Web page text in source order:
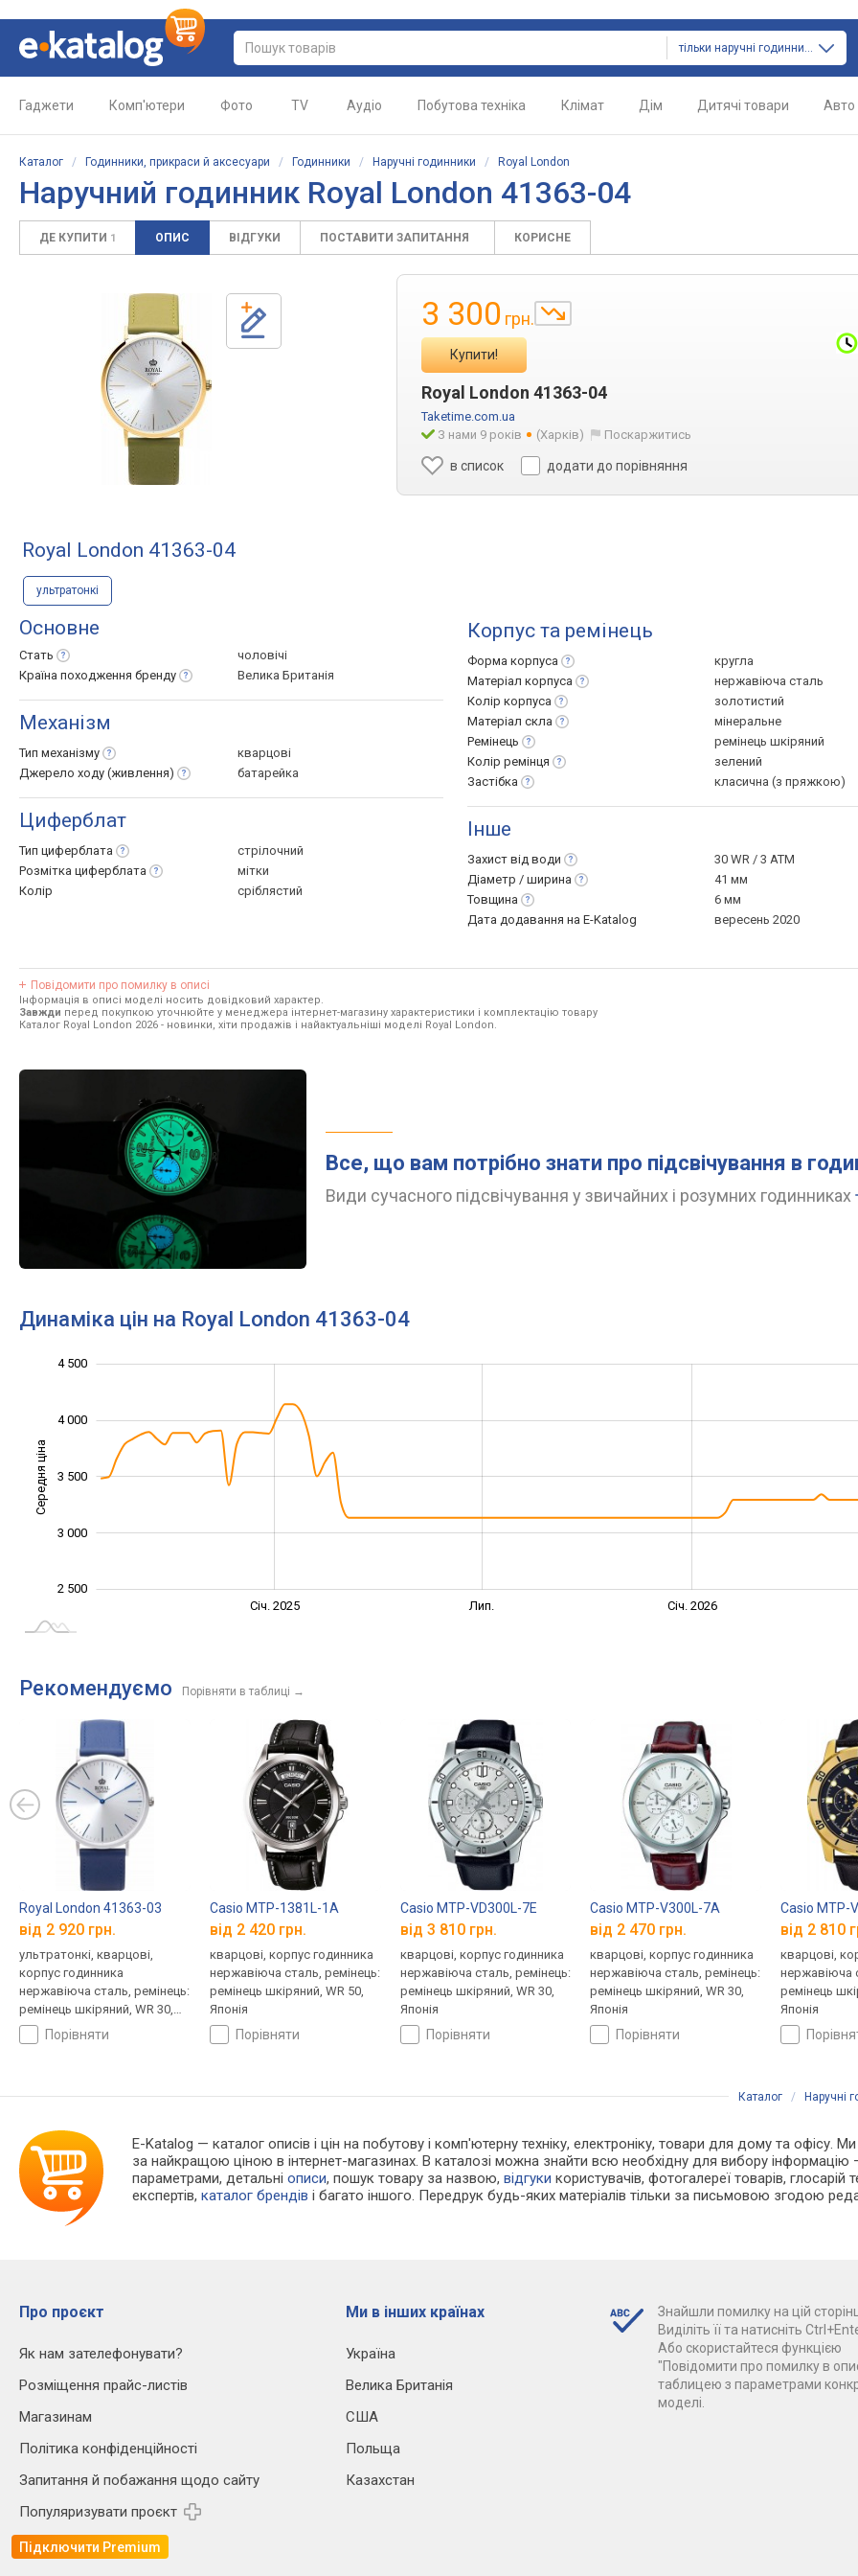
тільки наручні годинники
Гаджети Комп'ютери Фото TV Аудіо Побутова техніка Клімат Дім Дитячі товари Авто
Каталог / Годинники, прикраси й аксесуари / Годинники / Наручні годинники / Royal London
Наручний годинник Royal London 41363-04
ДЕ КУПИТИ 1 ОПИС ВІДГУКИ ПОСТАВИТИ ЗАПИТАННЯ КОРИСНЕ
3 300 грн.
Купити!
Royal London 41363-04
Taketime.com.ua
З нами 9 років
(Харків) Поскаржитись
в список додати до порівняння
Royal London 41363-04
ультратонкі
Основне
Стать
чоловічі
Країна походження бренду Велика Британія
Механізм
Тип механізму
кварцові
Джерело ходу (живлення) батарейка
Циферблат
Тип циферблата
стрілочний
Розмітка циферблата
мітки
Колір
сріблястий
Корпус та ремінець
Форма корпуса
кругла
Матеріал корпуса
нержавіюча сталь
Колір корпуса
золотистий
Матеріал скла
мінеральне
Ремінець
ремінець шкіряний
Колір ремінця
зелений
Застібка
класична (з пряжкою)
Інше
Захист від води
30 WR / 3 ATM
Діаметр / ширина
41 мм
Товщина
6 мм
Дата додавання на E-Katalog
вересень 2020
Повідомити про помилку в описі
Інформація в описі моделі носить довідковий характер.
Завжди перед покупкою уточнюйте у менеджера інтернет-магазину характеристики і комплектацію товару
Каталог Royal London 2026 - новинки, хіти продажів і найактуальніші моделі Royal London.
Все, що вам потрібно знати про підсвічування в
Види сучасного підсвічування у звичайних і розумних годинниках
Динаміка цін на Royal London 41363-04
Середня ціна 2 500
2 500
3 000
3 500
4 000
4 500
Січ. 2025 Лип. Січ. 2026
Рекомендуємо Порівняти в таблиці →
Royal London 41363-03
від 2 920 грн.
ультратонкі, кварцові,
корпус годинника
нержавіюча сталь, ремінець:
ремінець шкіряний, WR 30,
Велика Британія
порівняти
Casio MTP-1381L-1A
від 2 420 грн.
кварцові, корпус годинника
нержавіюча сталь, ремінець:
ремінець шкіряний, WR 50,
Японія
порівняти
Casio MTP-VD300L-7E
від 3 810 грн.
кварцові, корпус годинника
нержавіюча сталь, ремінець:
ремінець шкіряний, WR 30,
Японія
порівняти
Casio MTP-V300L-7A
від 2 470 грн.
кварцові, корпус годинника
нержавіюча сталь, ремінець:
ремінець шкіряний, WR 30,
Японія
порівняти
Casio MTP-
від 2 810
кварцові,
нержавіюча
ремінець
Японія
Каталог / Наручні
E-Katalog — каталог описів і цін на побутову і комп'ютерну техніку, електроніку, товари для дому та офісу.
за найкращою ціною в інтернет-магазинах. В каталозі можна знайти всю необхідну для вибору
параметрами, детальніописи, пошук товару за назвою,відгуки користувачів, фотогалереї товарів, глосарій
експертів,каталог брендів і багато іншого. Передрук будь-яких матеріалів тільки за письмовою згодою
Про проєкт
Як нам зателефонувати?
Розміщення прайс-листів
Магазинам
Політика конфіденційності
Запитання й побажання щодо сайту
Популяризувати проєкт
Підключити Premium
Ми в інших країнах
Україна
Велика Британія
США
Польща
Казахстан
Знайшли помилку на цій
Виділіть її та натисніть
Або скористайтеся функцією
"Повідомити про помилку в
таблицею з параметрами
моделі.